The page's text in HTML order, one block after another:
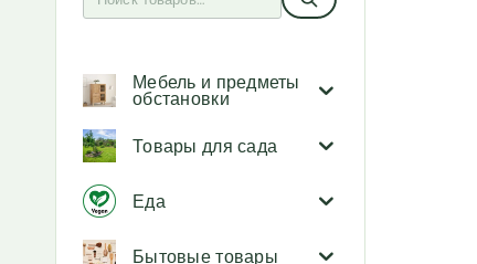
Мебель и предметы
обстановки
Товары для сада
Еда
Бытовые товары